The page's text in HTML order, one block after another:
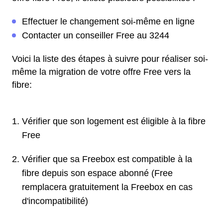
Effectuer le changement soi-même en ligne
Contacter un conseiller Free au 3244
Voici la liste des étapes à suivre pour réaliser soi-
même la migration de votre offre Free vers la
fibre:
Vérifier que son logement est éligible à la fibre
Free
Vérifier que sa Freebox est compatible à la
fibre depuis son espace abonné (Free
remplacera gratuitement la Freebox en cas
d'incompatibilité)